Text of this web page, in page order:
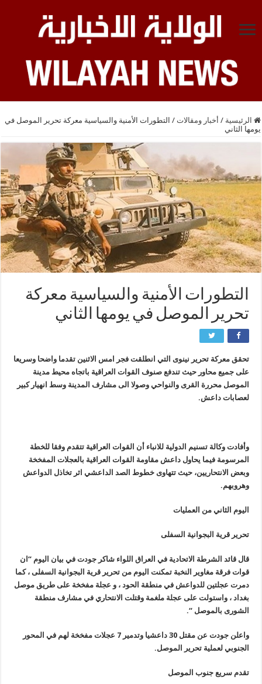
الرئيسية / أخبار ومقالات / التطورات الأمنية والسياسية معركة تحرير الموصل في
يومها الثاني
التطورات الأمنية والسياسية معركة
تحرير الموصل في يومها الثاني
تحقق معركة تحرير نينوى التي انطلقت فجر امس الاثنين تقدما واضحا وسريعا
على جميع محاور حيث تندفع صنوف القوات العراقية باتجاه محيط مدينة
الموصل محررة القرى والنواحي وصولا الى مشارف المدينة وسط انهيار كبير
لعصابات داعش.
وأفادت وكالة تسنيم الدولية للانباء أن القوات العراقية تتقدم وفقا للخطة
المرسومة فيما يحاول داعش مقاومة القوات العراقية بالعجلات المفخخة
وبعض الانتحاريين، حيث تتهاوى خطوط الصد الداعشي اثر تخاذل الدواعش
وهروبهم.
اليوم الثاني من العمليات
تحرير قرية البجوانية السفلى
قال قائد الشرطة الاتحادية في العراق اللواء شاكر جودت في بيان اليوم “ان
قوات فرقة مغاوير النخبة تمكنت اليوم من تحرير قرية البجوانية السفلى ، كما
دمرت عجلتين للدواعش في منطقة الحود ، و عجلة مفخخة على طريق موصل
بغداد ، واستولت على عجلة ملغمة وقتلت الانتحاري في مشارف منطقة
الشورى بالموصل “.
واعلن جودت عن مقتل 30 داعشيا وتدمير 7 عجلات مفخخة لهم في المحور
الجنوبي لعملية تحرير الموصل.
تقدم سريع جنوب الموصل